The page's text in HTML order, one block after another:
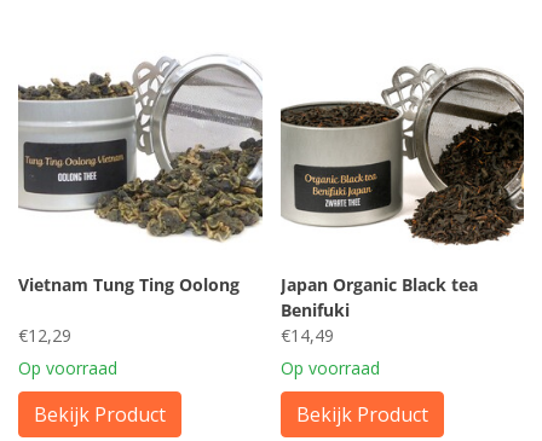
Vietnam Tung Ting Oolong
€12,29
Op voorraad
Bekijk Product
Japan Organic Black tea
Benifuki
€14,49
Op voorraad
Bekijk Product